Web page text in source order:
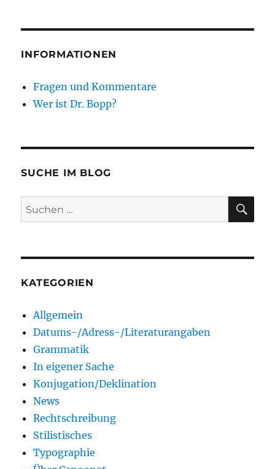
INFORMATIONEN
Fragen und Kommentare
Wer ist Dr. Bopp?
SUCHE IM BLOG
Suchen
nach:
KATEGORIEN
Allgemein
Datums-/Adress-/Literaturangaben
Grammatik
In eigener Sache
Konjugation/Deklination
News
Rechtschreibung
Stilistisches
Typographie